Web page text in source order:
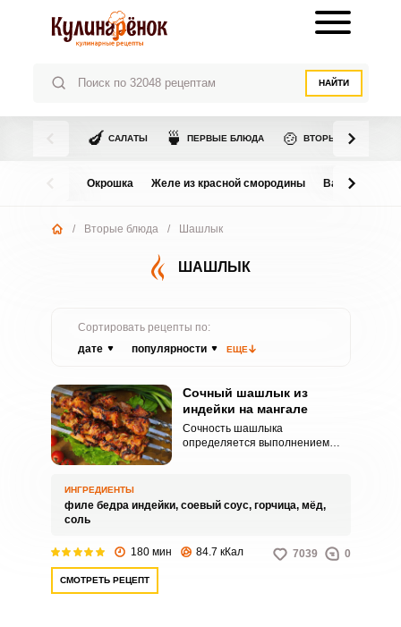
НАЙТИ
🍆 САЛАТЫ 🍵 ПЕРВЫЕ БЛЮДА 🍲 ВТОРЫЕ БЛЮДА
Окрошка Желе из красной смородины Варенье из
/ Вторые блюда / Шашлык
ШАШЛЫК
Сортировать рецепты по:
дате
популярности ЕЩЕ
Сочный шашлык из
индейки на мангале
Сочность шашлыка
определяется выполнением
предлагается приготовить
маринад на основе соевого
ИНГРЕДИЕНТЫ
филе бедра индейки, соевый соус, горчица, мёд,
соль
180 мин 84.7 кКал 7039 0
СМОТРЕТЬ РЕЦЕПТ